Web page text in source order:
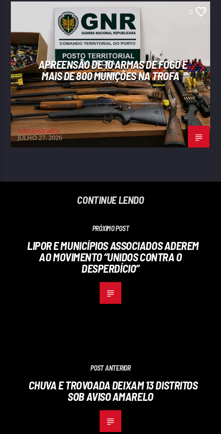
0
APREENSÃO DE 10 ARMAS DE FOGO E
MAIS DE 800 MUNIÇÕES NA TROFA
Administrador
JULHO 27, 2026
CONTINUE LENDO
PRÓXIMO POST
LIPOR E MUNICÍPIOS ASSOCIADOS ADEREM
AO MOVIMENTO “UNIDOS CONTRA O
DESPERDÍCIO”
POST ANTERIOR
CHUVA E TROVOADA DEIXAM 13 DISTRITOS
SOB AVISO AMARELO